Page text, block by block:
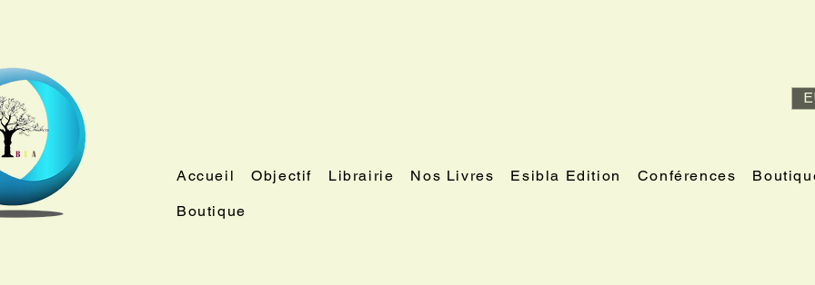
Accueil Objectif Librairie Nos Livres Esibla Edition Conférences
Boutique